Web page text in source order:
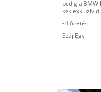
pedig a BMW
kék exkluzív
-H fizetés
Száj Egy